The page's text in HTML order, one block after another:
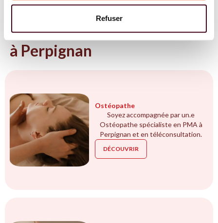
Refuser
Tous les spécialistes en PMA
à Perpignan
Ostéopathe
Soyez accompagnée par un.e
Ostéopathe spécialiste en PMA à
Perpignan et en téléconsultation.
DÉCOUVRIR